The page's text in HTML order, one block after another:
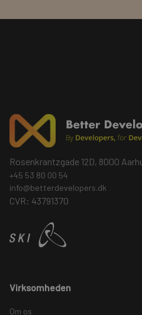
Rosenkrantzgade 12D, 8000
+45 53 80 00 54
info@betterdevelopers.dk
CVR: 43791370
Virksomheden
Om os